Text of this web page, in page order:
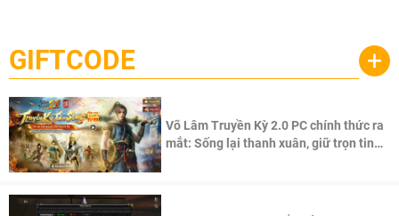
cầu, theo giấy phép chính thức từ công ty game Nhật Bản
Pocketpair, Inc.
GIFTCODE +
Võ Lâm Truyền Kỳ 2.0 PC chính thức ra
mắt: Sống lại thanh xuân, giữ trọn tinh